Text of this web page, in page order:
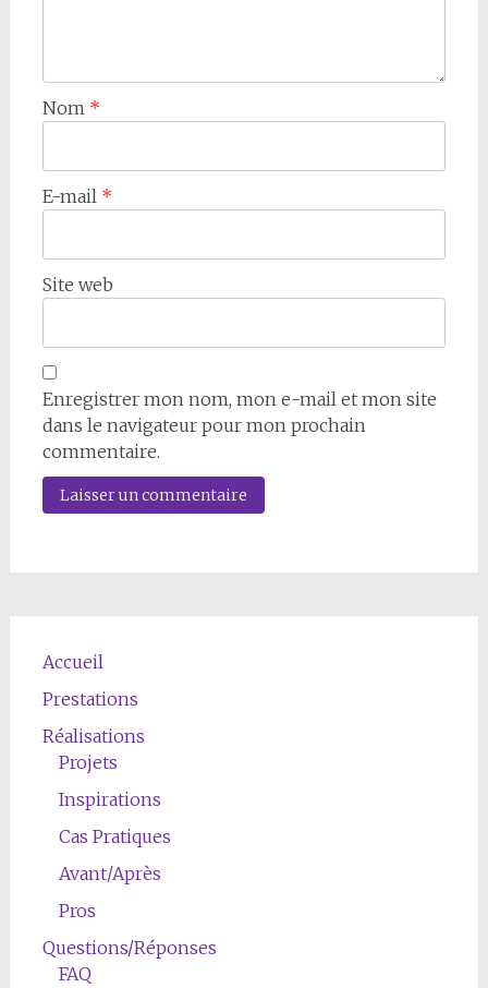
Nom *
E-mail *
Site web
Enregistrer mon nom, mon e-mail et mon site
dans le navigateur pour mon prochain
commentaire.
Accueil
Prestations
Réalisations
Projets
Inspirations
Cas Pratiques
Avant/Après
Pros
Questions/Réponses
FAQ